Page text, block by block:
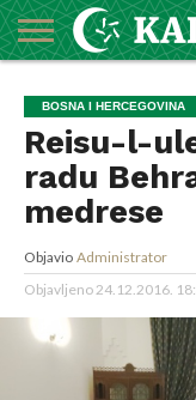
O
MEDŽLISU
DŽEMATI
IMAMI
MEKTEBSKI
CENTAR
VIJESTI
HUTBE
NAJAVE
KALENDAR
KONTAKT
BOSNA I HERCEGOVINA
Reisu-l-
radu
medrese
Objavio Administrator
Objavljeno24.12.2016.